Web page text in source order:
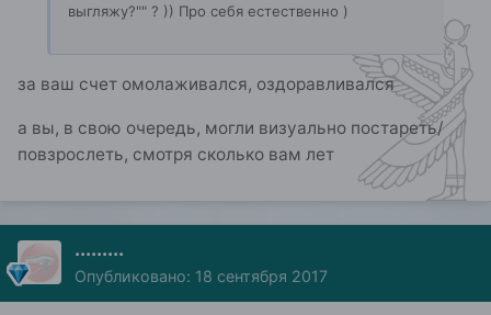
выгляжу?"" ? )) Про себя естественно )
за ваш счет омолаживался, оздоравливался
а вы, в свою очередь, могли визуально постареть/
повзрослеть, смотря сколько вам лет
.........
Опубликовано: 18 сентября 2017